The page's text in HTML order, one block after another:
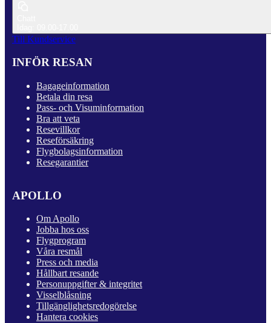
Till Kundservice
INFÖR RESAN
Bagageinformation
Betala din resa
Pass- och Visuminformation
Bra att veta
Resevillkor
Reseförsäkring
Flygbolagsinformation
Resegarantier
APOLLO
Om Apollo
Jobba hos oss
Flygprogram
Våra resmål
Press och media
Hållbart resande
Personuppgifter & integritet
Visselblåsning
Tillgänglighetsredogörelse
Hantera cookies